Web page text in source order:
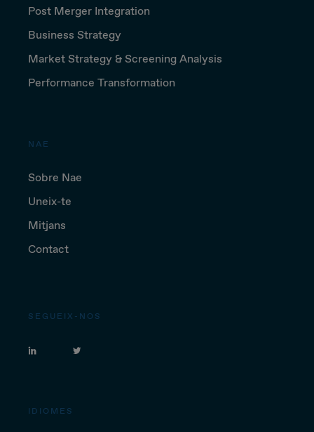
Post Merger Integration
Business Strategy
Market Strategy & Screening Analysis
Performance Transformation
NAE
Sobre Nae
Uneix-te
Mitjans
Contact
SEGUEIX-NOS
IDIOMES